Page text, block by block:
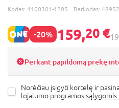
Kodas: 4100301-1205 Barkodas:
-20% 159,20 €
Perkant papildomą prekę
Norėčiau įsigyti kortelę ir
lojalumo programossąlygomis